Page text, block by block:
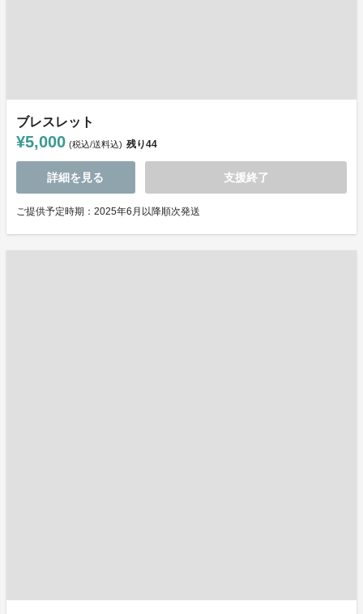
ブレスレット
¥5,000 (税込/送料込) 残り44
詳細を見る 支援終了
ご提供予定時期：2025年6月以降順次発送